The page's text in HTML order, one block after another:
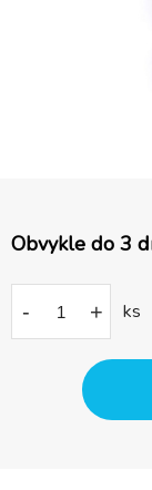
Obvykle do 3
- + ks